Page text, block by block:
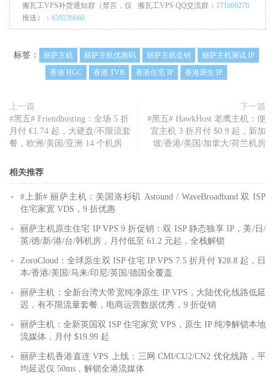
搬瓦工VPS补货通知群（禁言，仅
推送）： 659236660
搬瓦工VPS QQ交流群： 171060270
标签： 丽萨主机 丽萨主机优惠码 丽萨主机促销
丽萨主机测试 IP
香港 HGC
香港 TVB 香港住宅 IP 香港原生 IP
上一篇
#黑五# Friendhosting：全场 5 折
月付 €1.74 起，大硬盘/不限流套
餐，欧洲/美国/亚洲 14 个机房
下一篇
#黑五# HawkHost 老鹰主机：便
宜主机 3 折月付 $0.9 起，新加
坡/香港/美国/加拿大/荷兰机房
相关推荐
#上新# 丽萨主机：美国洛杉矶 Astound / WaveBroadband 双 ISP
住宅家宽 VDS，9 折优惠
丽萨主机原生住宅 IP VPS 9 折促销：双 ISP 静态独享 IP，美/日/
英/德/新/港/台/韩机房，月付低至 61.2 元起，全栈解锁
ZoroCloud：全球原生双 ISP 住宅 IP VPS 7.5 折月付 ¥28.8 起，日
本/香港/美国/马来/印尼/英国/德国全覆盖
丽萨主机：全新台湾大带宽纯净原生 IP VPS，大陆优化线路低延
迟，有不限流量套餐，电商运营数据优秀，9 折促销
丽萨主机：全新英国双 ISP 住宅家宽 VPS，原生 IP 纯净解锁本地
流媒体，月付 $19.99 起
丽萨主机香港直连 VPS 上线：三网 CMI/CU2/CN2 优化线路，平
均延迟仅 50ms，解锁全港流媒体